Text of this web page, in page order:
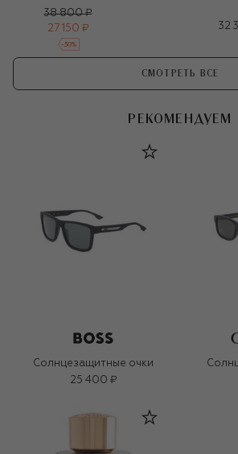
38 800 ₽
27 150 ₽
-30%
32
СМОТРЕТЬ ВСЕ
РЕКОМЕНДУЕМ
Солнцезащитные очки
25 400 ₽